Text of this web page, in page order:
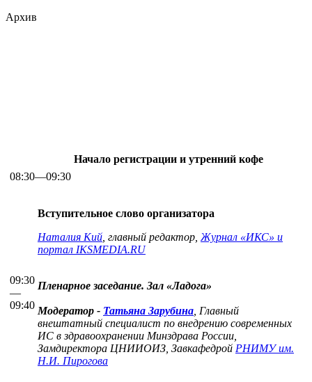
Архив
08:30—09:30
Начало регистрации и утренний кофе
09:30
—
09:40
Вступительное слово организатора
Наталия Кий , главный редактор, Журнал «ИКС» и
портал IKSMEDIA.RU
Пленарное заседание. Зал «Ладога»
Модератор - Татьяна Зарубина , Главный
внештатный специалист по внедрению современных
ИС в здравоохранении Минздрава России,
Замдиректора ЦНИИОИЗ, Завкафедрой РНИМУ им.
Н.И. Пирогова